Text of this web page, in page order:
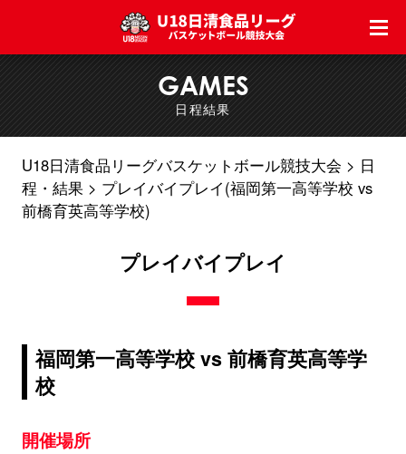
GAMES
日程結果
U18日清食品リーグバスケットボール競技大会
日
程・結果
プレイバイプレイ(福岡第一高等学校 vs
前橋育英高等学校)
プレイバイプレイ
福岡第一高等学校 vs 前橋育英高等学
校
開催場所